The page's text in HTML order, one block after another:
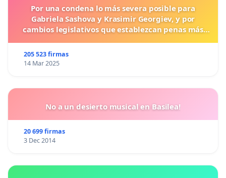
Por una condena lo más severa posible para
Gabriela Sashova y Krasimir Georgiev, y por
cambios legislativos que establezcan penas más
205 523 firmas
14 Mar 2025
No a un desierto musical en Basilea!
20 699 firmas
3 Dec 2014